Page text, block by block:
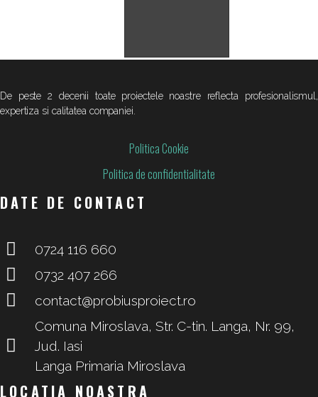
De peste 2 decenii toate proiectele noastre reflecta profesionalismul,
expertiza si calitatea companiei.
Politica Cookie
Politica de confidentialitate
DATE DE CONTACT
0724 116 660
0732 407 266
contact@probiusproiect.ro
Comuna Miroslava, Str. C-tin. Langa, Nr. 99,
Jud. Iasi
Langa Primaria Miroslava
LOCATIA NOASTRA